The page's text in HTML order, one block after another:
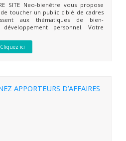
SITE Neo-bienêtre vous propose
toucher un public ciblé de cadres
aux thématiques de bien-
personnel. Votre
Cliquez ici
APPORTEURS D’AFFAIRES